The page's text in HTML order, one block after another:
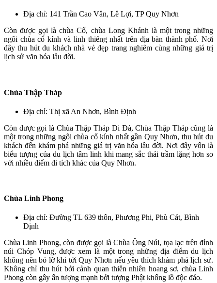
Địa chỉ: 141 Trần Cao Vân, Lê Lợi, TP Quy Nhơn
Còn được gọi là chùa Cổ, chùa Long Khánh là một trong những
ngôi chùa cổ kính và linh thiêng nhất trên địa bàn thành phố. Nơi
đây thu hút du khách nhà vẻ đẹp trang nghiêm cùng những giá trị
lịch sử văn hóa lâu đời.
Chùa Thập Tháp
Địa chỉ: Thị xã An Nhơn, Bình Định
Còn được gọi là Chùa Thập Tháp Di Đà, Chùa Thập Tháp cũng là
một trong những ngôi chùa cổ kính nhất gần Quy Nhơn, thu hút du
khách đến khám phá những giá trị văn hóa lâu đời. Nơi đây vốn là
biểu tượng của du lịch tâm linh khi mang sắc thái trầm lặng hơn so
với nhiều điểm di tích khác của Quy Nhơn.
Chùa Linh Phong
Địa chỉ: Đường TL 639 thôn, Phương Phi, Phù Cát, Bình
Định
Chùa Linh Phong, còn được gọi là Chùa Ông Núi, tọa lạc trên đỉnh
núi Chóp Vung, được xem là một trong những địa điểm du lịch
không nên bỏ lỡ khi tới Quy Nhơn nếu yêu thích khám phá lịch sử.
Không chỉ thu hút bởi cảnh quan thiên nhiên hoang sơ, chùa Linh
Phong còn gây ấn tượng mạnh bởi tượng Phật khổng lồ độc đáo.